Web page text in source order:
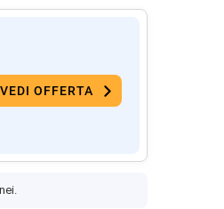
VEDI OFFERTA